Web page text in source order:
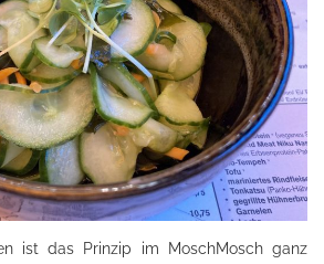
ist das Prinzip im MoschMosch ganz